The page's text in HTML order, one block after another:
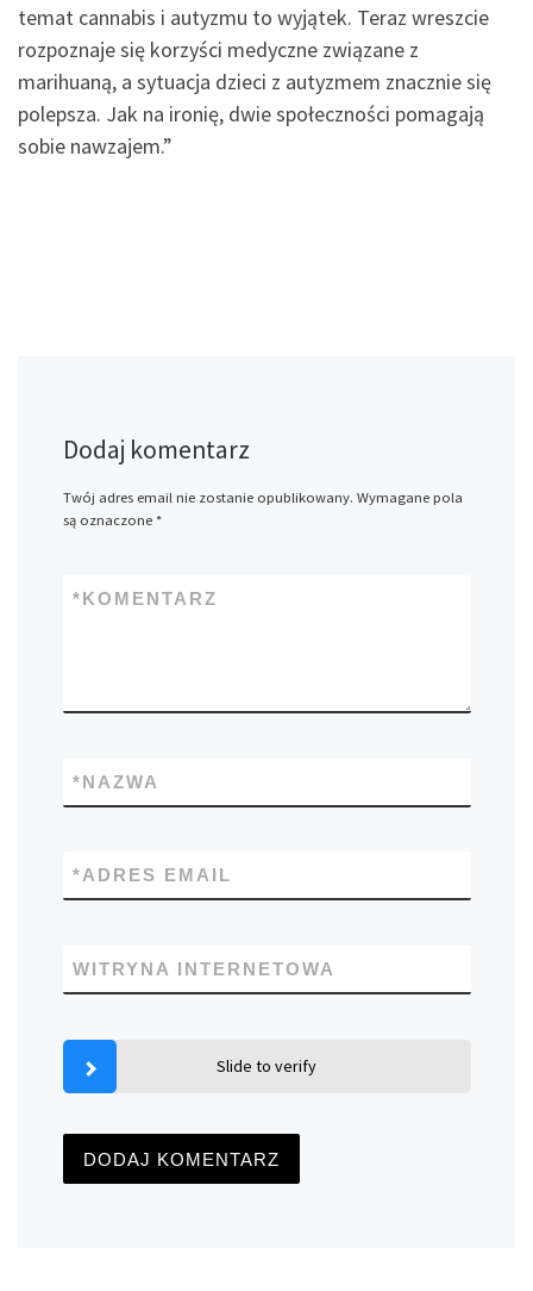
temat cannabis i autyzmu to wyjątek. Teraz wreszcie
rozpoznaje się korzyści medyczne związane z
marihuaną, a sytuacja dzieci z autyzmem znacznie się
polepsza. Jak na ironię, dwie społeczności pomagają
sobie nawzajem.”
Dodaj komentarz
Twój adres email nie zostanie opublikowany. Wymagane pola
są oznaczone *
KOMENTARZ
*
NAZWA
*
ADRES EMAIL
*
WITRYNA INTERNETOWA
Slide to verify